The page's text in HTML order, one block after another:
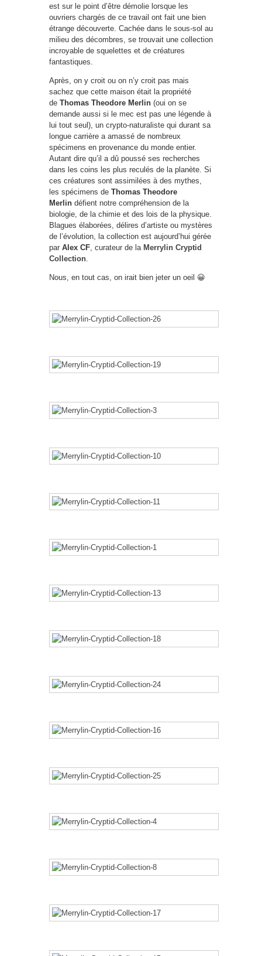
est sur le point d’être démolie lorsque les
ouvriers chargés de ce travail ont fait une bien
étrange découverte. Cachée dans le sous-sol au
milieu des décombres, se trouvait une collection
incroyable de squelettes et de créatures
fantastiques.
Après, on y croit ou on n’y croit pas mais
sachez que cette maison était la propriété
de Thomas Theodore Merlin (oui on se
demande aussi si le mec est pas une légende à
lui tout seul), un crypto-naturaliste qui durant sa
longue carrière a amassé de nombreux
spécimens en provenance du monde entier.
Autant dire qu’il a dû poussé ses recherches
dans les coins les plus reculés de la planète. Si
ces créatures sont assimilées à des mythes,
les spécimens de Thomas Theodore
Merlin défient notre compréhension de la
biologie, de la chimie et des lois de la physique.
Blagues élaborées, délires d’artiste ou mystères
de l’évolution, la collection est aujourd’hui gérée
par Alex CF, curateur de la Merrylin Cryptid
Collection.
Nous, en tout cas, on irait bien jeter un oeil 😀